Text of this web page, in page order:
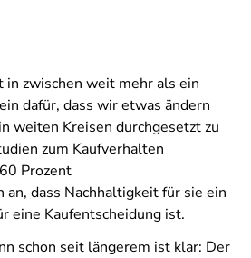
in zwischen weit mehr als ein
dafür, dass wir etwas ändern
weiten Kreisen durchgesetzt zu
zum Kaufverhalten
Prozent
an, dass Nachhaltigkeit für sie ein
eine Kaufentscheidung ist.
schon seit längerem ist klar: Der